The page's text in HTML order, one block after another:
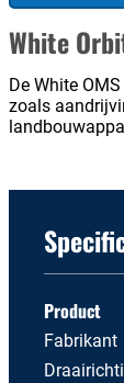
White
De White
zoals
Product
Fabrikant